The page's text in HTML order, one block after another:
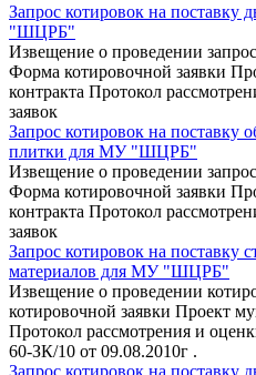
Запрос котировок на
"ШЦРБ"
Извещение о проведении
Форма котировочной заявки
контракта Протокол
заявок
Запрос котировок на поставку
плитки для МУ "ШЦРБ"
Извещение о проведении
Форма котировочной заявки
контракта Протокол
заявок
Запрос котировок на поставку
материалов для МУ "ШЦРБ"
Извещение о проведении
котировочной заявки Проект
Протокол рассмотрения и
60-ЗК/10 от 09.08.2010г .
Запрос котировок на